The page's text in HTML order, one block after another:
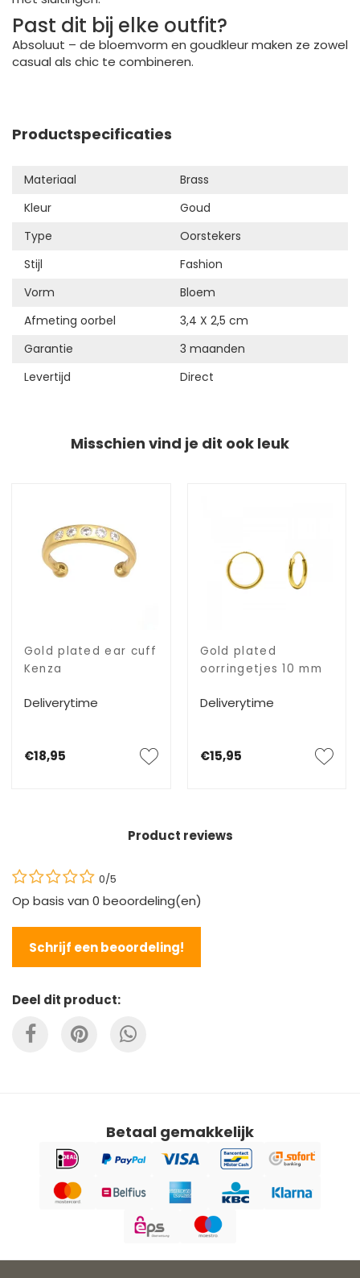
Past dit bij elke outfit?
Absoluut – de bloemvorm en goudkleur maken ze zowel
casual als chic te combineren.
Productspecificaties
Materiaal
Brass
Kleur
Goud
Type
Oorstekers
Stijl
Fashion
Vorm
Bloem
Afmeting oorbel
3,4 X 2,5 cm
Garantie
3 maanden
Levertijd
Direct
Misschien vind je dit ook leuk
Gold plated ear cuff
Kenza
Deliverytime
€18,95
Gold plated
oorringetjes 10 mm
Deliverytime
€15,95
Product reviews
0/5
Op basis van 0 beoordeling(en)
Schrijf een beoordeling!
Deel dit product:
Betaal gemakkelijk